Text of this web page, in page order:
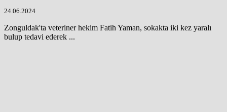
24.06.2024
Zonguldak'ta veteriner hekim Fatih Yaman, sokakta iki kez yaralı
bulup tedavi ederek ...